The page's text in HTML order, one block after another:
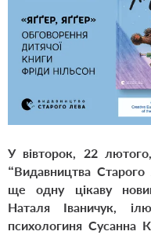
У вівторок, 22
“Видавництва
ще одну цікаву
Наталя Іваничук,
психологиня Сусанна